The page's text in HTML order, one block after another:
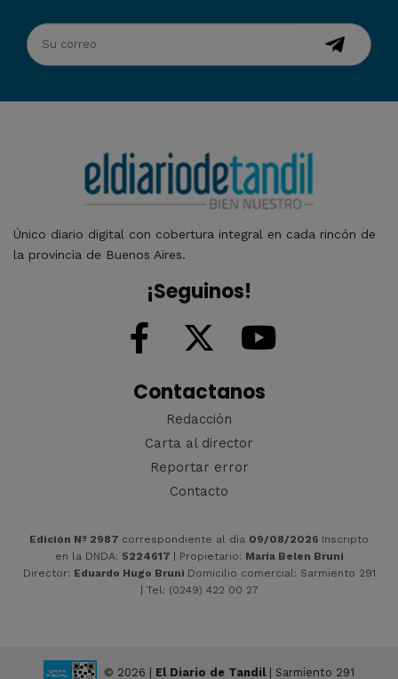
Único diario digital con cobertura integral en cada rincón de
la provincia de Buenos Aires.
¡Seguinos!
Contactanos
Redacción
Carta al director
Reportar error
Contacto
Edición Nº 2987 correspondiente al día 09/08/2026 Inscripto
en la DNDA: 5224617 | Propietario: María Belen Bruni
Director: Eduardo Hugo Bruni Domicilio comercial: Sarmiento 291
| Tel: (0249) 422 00 27
© 2026 | El Diario de Tandil| Sarmiento 291